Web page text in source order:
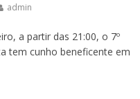
admin
a partir das 21:00, o 7º
tem cunho beneficente em